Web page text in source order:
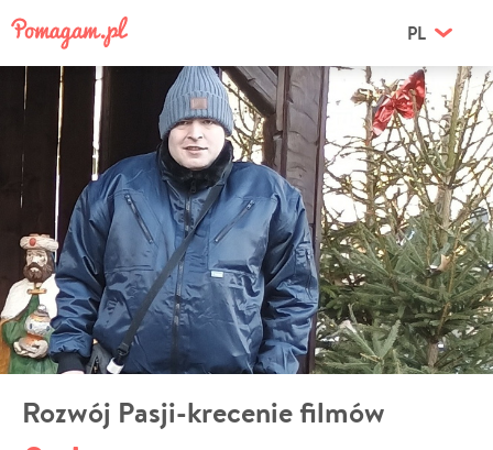
PL
Rozwój Pasji-krecenie filmów